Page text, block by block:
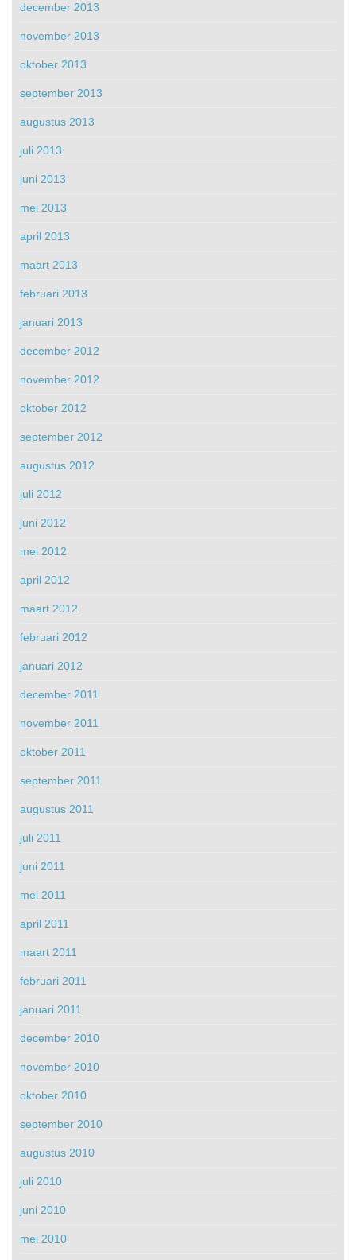
december 2013
november 2013
oktober 2013
september 2013
augustus 2013
juli 2013
juni 2013
mei 2013
april 2013
maart 2013
februari 2013
januari 2013
december 2012
november 2012
oktober 2012
september 2012
augustus 2012
juli 2012
juni 2012
mei 2012
april 2012
maart 2012
februari 2012
januari 2012
december 2011
november 2011
oktober 2011
september 2011
augustus 2011
juli 2011
juni 2011
mei 2011
april 2011
maart 2011
februari 2011
januari 2011
december 2010
november 2010
oktober 2010
september 2010
augustus 2010
juli 2010
juni 2010
mei 2010